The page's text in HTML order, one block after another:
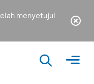
menyetujui